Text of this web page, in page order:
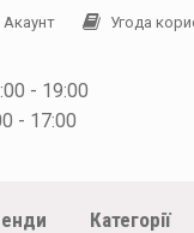
Акаунт Угода
- 19:00
- 17:00
Категорії